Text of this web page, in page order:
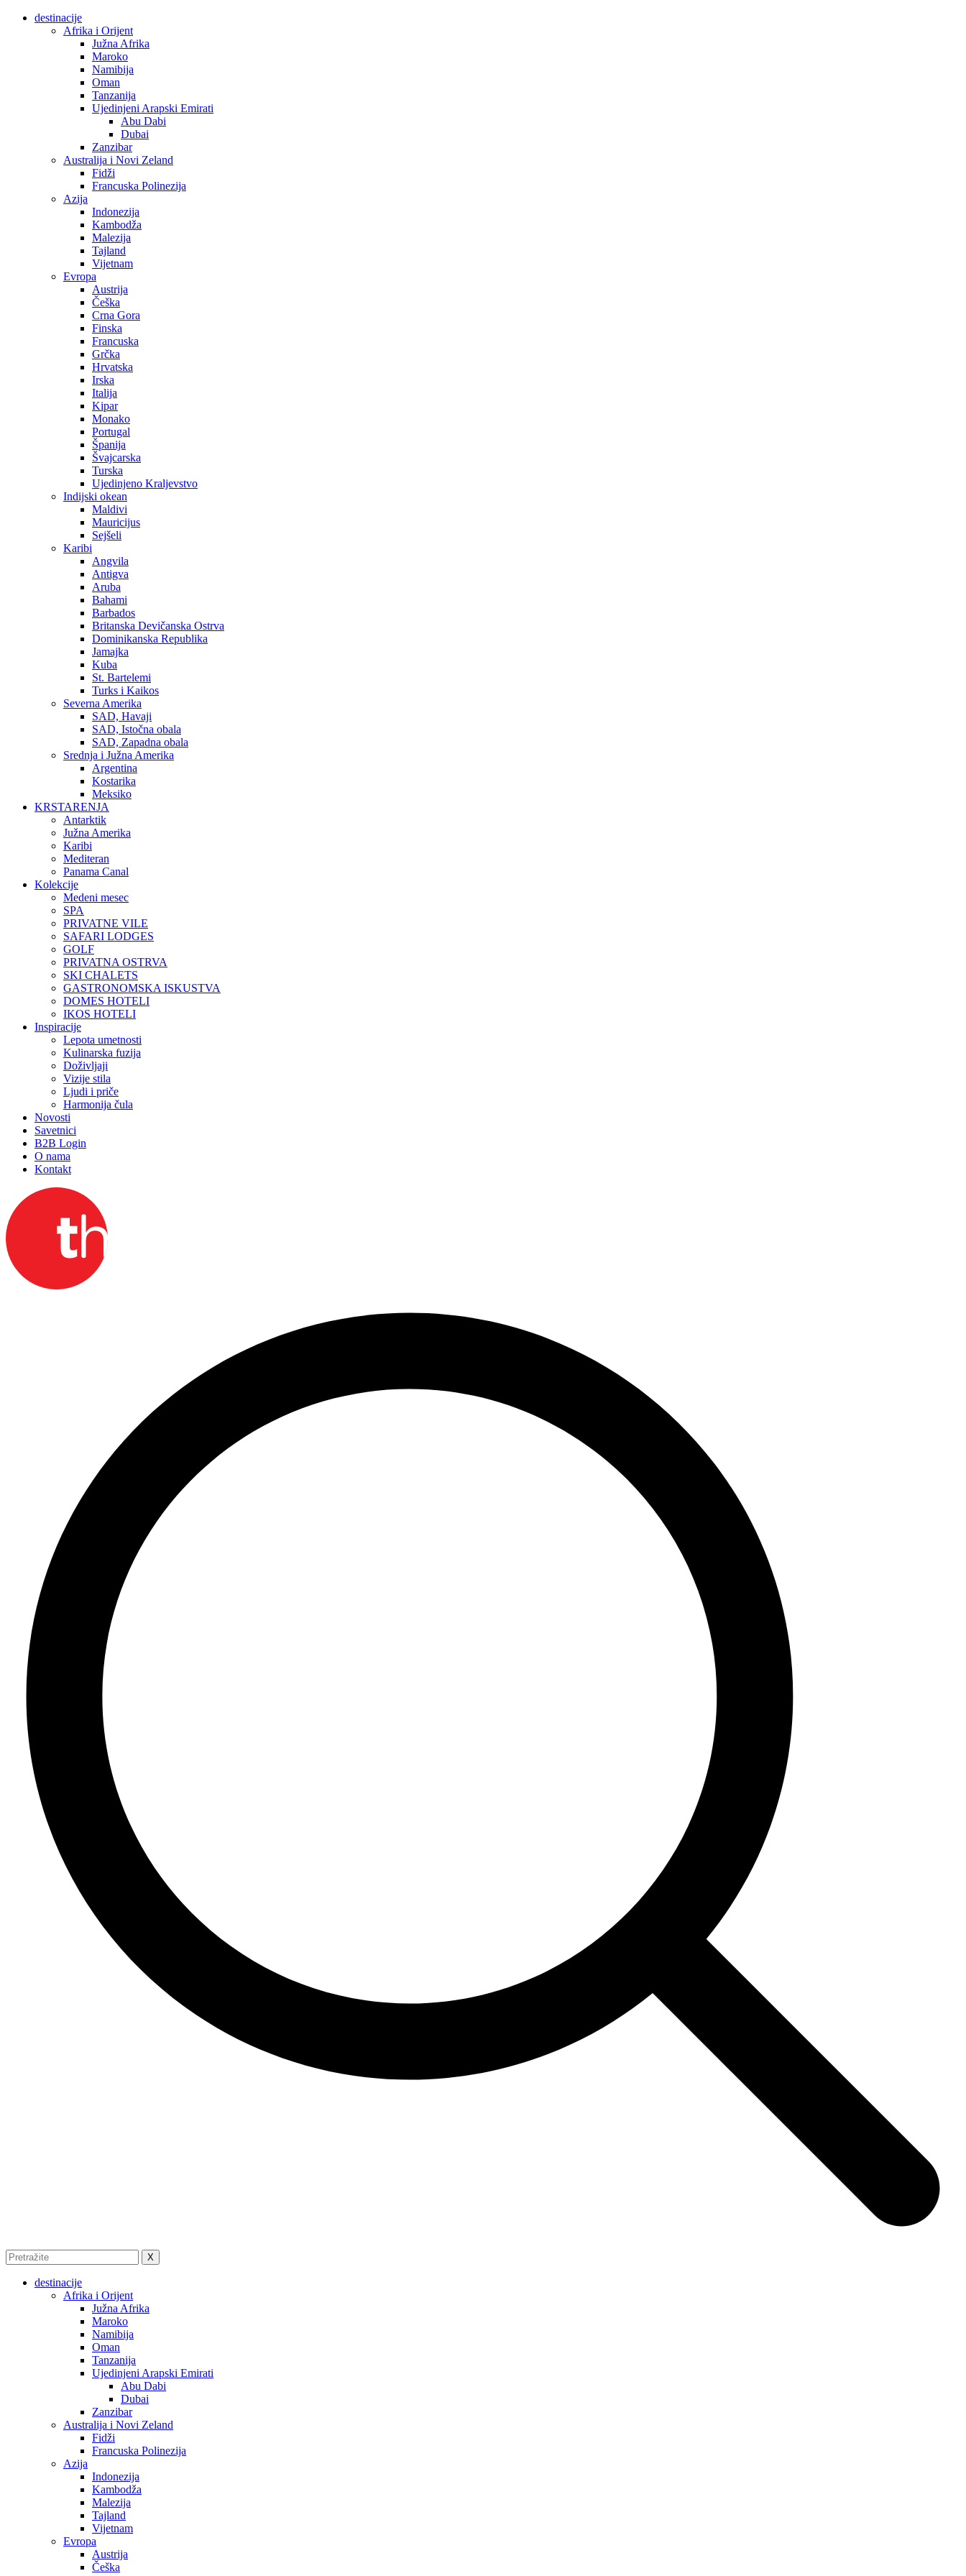
destinacije
Afrika i Orijent
Južna Afrika
Maroko
Namibija
Oman
Tanzanija
Ujedinjeni Arapski Emirati
Abu Dabi
Dubai
Zanzibar
Australija i Novi Zeland
Fidži
Francuska Polinezija
Azija
Indonezija
Kambodža
Malezija
Tajland
Vijetnam
Evropa
Austrija
Češka
Crna Gora
Finska
Francuska
Grčka
Hrvatska
Irska
Italija
Kipar
Monako
Portugal
Španija
Švajcarska
Turska
Ujedinjeno Kraljevstvo
Indijski okean
Maldivi
Mauricijus
Sejšeli
Karibi
Angvila
Antigva
Aruba
Bahami
Barbados
Britanska Devičanska Ostrva
Dominikanska Republika
Jamajka
Kuba
St. Bartelemi
Turks i Kaikos
Severna Amerika
SAD, Havaji
SAD, Istočna obala
SAD, Zapadna obala
Srednja i Južna Amerika
Argentina
Kostarika
Meksiko
KRSTARENJA
Antarktik
Južna Amerika
Karibi
Mediteran
Panama Canal
Kolekcije
Medeni mesec
SPA
PRIVATNE VILE
SAFARI LODGES
GOLF
PRIVATNA OSTRVA
SKI CHALETS
GASTRONOMSKA ISKUSTVA
DOMES HOTELI
IKOS HOTELI
Inspiracije
Lepota umetnosti
Kulinarska fuzija
Doživljaji
Vizije stila
Ljudi i priče
Harmonija čula
Novosti
Savetnici
B2B Login
O nama
Kontakt
X
destinacije
Afrika i Orijent
Južna Afrika
Maroko
Namibija
Oman
Tanzanija
Ujedinjeni Arapski Emirati
Abu Dabi
Dubai
Zanzibar
Australija i Novi Zeland
Fidži
Francuska Polinezija
Azija
Indonezija
Kambodža
Malezija
Tajland
Vijetnam
Evropa
Austrija
Češka